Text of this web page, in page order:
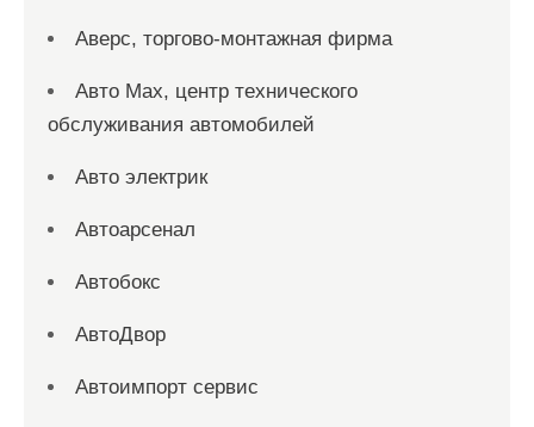
Аверс, торгово-монтажная фирма
Авто Max, центр технического
обслуживания автомобилей
Авто электрик
Автоарсенал
Автобокс
АвтоДвор
Автоимпорт сервис